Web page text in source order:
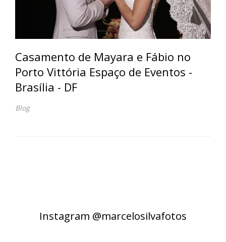
Casamento de Mayara e Fábio no
Porto Vittória Espaço de Eventos -
Brasília - DF
Blog
Instagram @marcelosilvafotos